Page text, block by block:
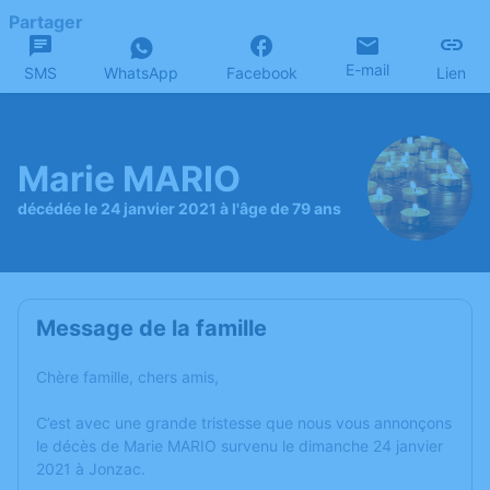
Partager
SMS WhatsApp Facebook E-mail Lien
Marie MARIO
décédée le 24 janvier 2021 à l'âge de 79 ans
Message de la famille
Chère famille, chers amis,
C’est avec une grande tristesse que nous vous annonçons
le décès de Marie MARIO survenu le dimanche 24 janvier
2021 à Jonzac.